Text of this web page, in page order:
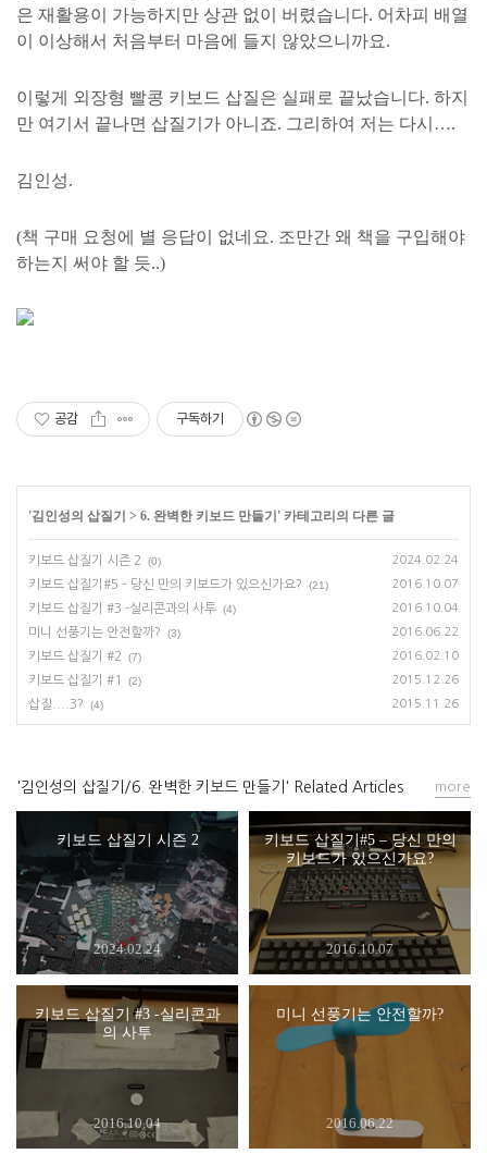
은 재활용이 가능하지만 상관 없이 버렸습니다. 어차피 배열
이
이상해서 처음부터 마음에 들지 않았으니까요.
이렇게 외장형 빨콩 키보드 삽질은 실패로 끝났습니다. 하지
만 여기서 끝나면 삽질기가 아니죠. 그리하여 저는 다시 ….
김인성.
(책 구매 요청에 별 응답이 없네요. 조만간 왜 책을 구입해야
하는지 써야 할 듯..)
공감 구독하기
'김인성의 삽질기 > 6. 완벽한 키보드 만들기 ' 카테고리의 다른 글
키보드 삽질기 시즌 2 (0) 2024.02.24
키보드 삽질기#5 – 당신 만의 키보드가 있으신가요? (21) 2016.10.07
키보드 삽질기 #3 -실리콘과의 사투 (4) 2016.10.04
미니 선풍기는 안전할까? (3) 2016.06.22
키보드 삽질기 #2 (7) 2016.02.10
키보드 삽질기 #1 (2) 2015.12.26
삽질....3? (4) 2015.11.26
'김인성의 삽질기/6. 완벽한 키보드 만들기' Related Articles
키보드 삽질기 시즌 2
2024.02.24
키보드 삽질기#5 – 당신 만의
키보드가 있으신가요?
2016.10.07
키보드 삽질기 #3 -실리콘과
의 사투
2016.10.04
미니 선풍기는 안전할까?
2016.06.22
more